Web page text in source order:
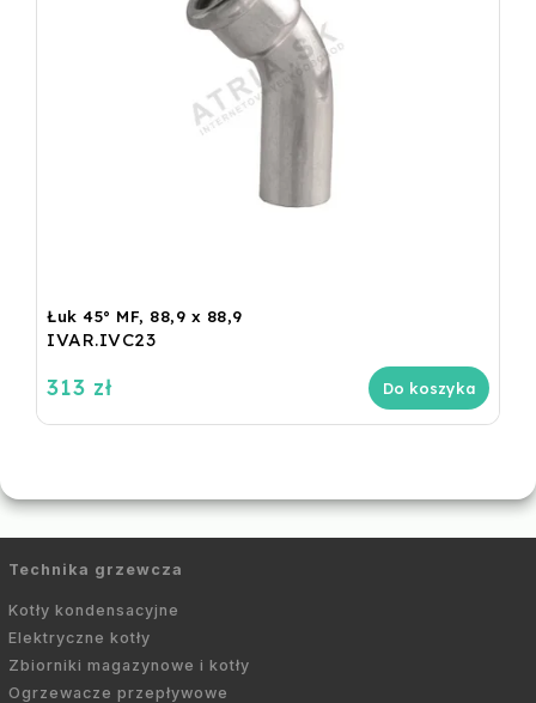
Łuk 45° MF, 88,9 x 88,9
IVAR.IVC23
313 zł Do koszyka
Technika grzewcza
Kotły kondensacyjne
Elektryczne kotły
Zbiorniki magazynowe i kotły
Ogrzewacze przepływowe